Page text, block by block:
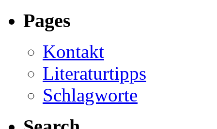
Pages
Kontakt
Literaturtipps
Schlagworte